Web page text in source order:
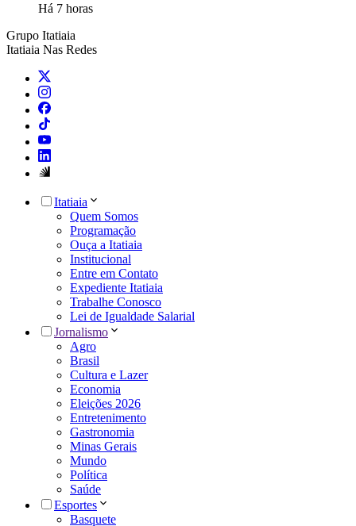
Há 7 horas
Grupo Itatiaia
Itatiaia Nas Redes
Itatiaia
Quem Somos
Programação
Ouça a Itatiaia
Institucional
Entre em Contato
Expediente Itatiaia
Trabalhe Conosco
Lei de Igualdade Salarial
Jornalismo
Agro
Brasil
Cultura e Lazer
Economia
Eleições 2026
Entretenimento
Gastronomia
Minas Gerais
Mundo
Política
Saúde
Esportes
Basquete